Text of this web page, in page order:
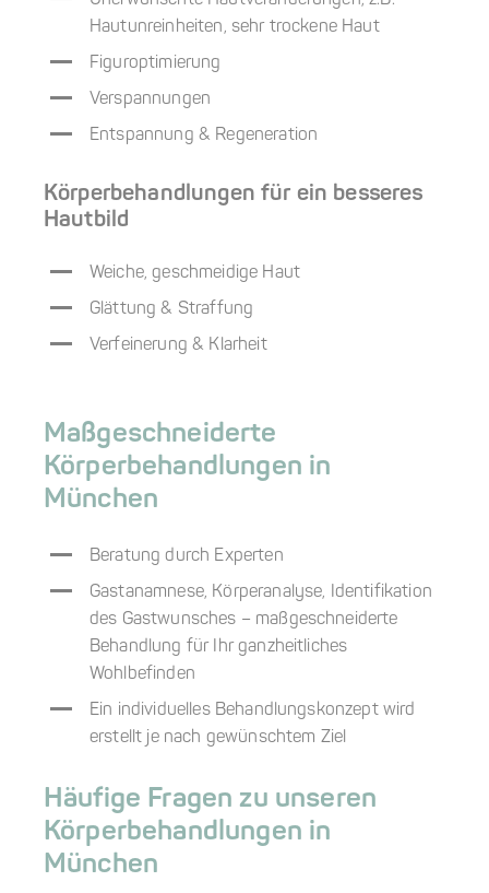
Hautunreinheiten, sehr trockene Haut
Figuroptimierung
Verspannungen
Entspannung & Regeneration
Körperbehandlungen für ein besseres
Hautbild
Weiche, geschmeidige Haut
Glättung & Straffung
Verfeinerung & Klarheit
Maßgeschneiderte
Körperbehandlungen in
München
Beratung durch Experten
Gastanamnese, Körperanalyse, Identifikation
des Gastwunsches – maßgeschneiderte
Behandlung für Ihr ganzheitliches
Wohlbefinden
Ein individuelles Behandlungskonzept wird
erstellt je nach gewünschtem Ziel
Häufige Fragen zu unseren
Körperbehandlungen in
München